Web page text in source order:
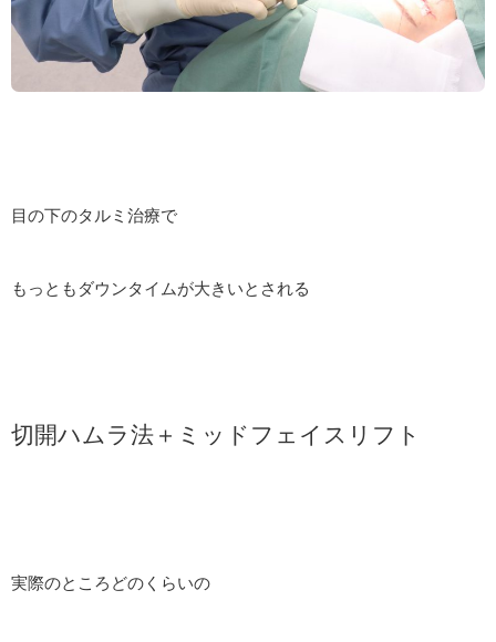
目の下のタルミ治療で
もっともダウンタイムが大きいとされる
切開ハムラ法＋ミッドフェイスリフト
実際のところどのくらいの